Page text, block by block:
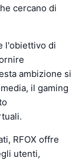
cercano di
l'obiettivo di
ambizione si
il gaming
RFOX offre
utenti,